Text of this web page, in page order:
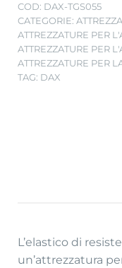
COD: DAX-TGS055
CATEGORIE:
ATTREZZATURE PER
ATTREZZATURE PER
ATTREZZATURE PER
TAG: DAX
L’elastico di
un’attrezzatura